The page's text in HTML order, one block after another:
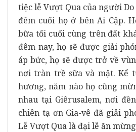
tiệc lễ Vượt Qua của người
đêm cuối họ ở bên Ai Cập.
bữa tối cuối cùng trên đất
đêm nay, họ sẽ được giải
áp bức, họ sẽ được trở về
nơi tràn trề sữa và mật. Kể
hương, năm nào họ cũng
nhau tại Giêrusalem, nơi
chiên tạ ơn Gia-vê đã giải
Lễ Vượt Qua là đại lễ ăn